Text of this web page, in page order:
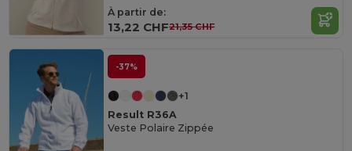
À partir de:
13,22 CHF21,35 CHF
-37%
+1
Result R36A
Veste Polaire Zippée